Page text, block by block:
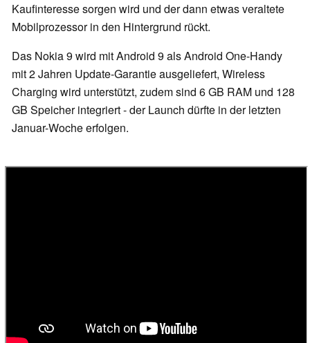
Kaufinteresse sorgen wird und der dann etwas veraltete
Mobilprozessor in den Hintergrund rückt.
Das Nokia 9 wird mit Android 9 als Android One-Handy
mit 2 Jahren Update-Garantie ausgeliefert, Wireless
Charging wird unterstützt, zudem sind 6 GB RAM und 128
GB Speicher integriert - der Launch dürfte in der letzten
Januar-Woche erfolgen.